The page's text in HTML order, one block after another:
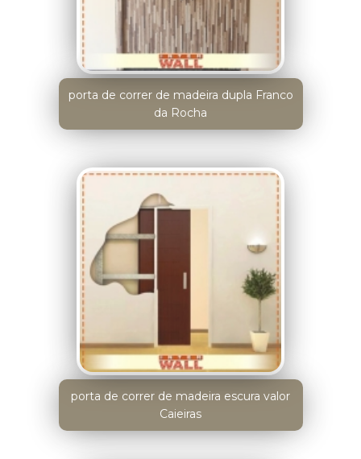
porta de correr de madeira dupla Franco
da Rocha
porta de correr de madeira escura valor
Caieiras